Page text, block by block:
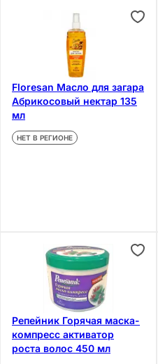
Floresan Масло для загара
Абрикосовый нектар 135
мл
НЕТ В РЕГИОНЕ
Репейник Горячая маска-
компресс активатор
роста волос 450 мл